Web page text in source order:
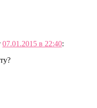
07.01.2015 в 22:40: